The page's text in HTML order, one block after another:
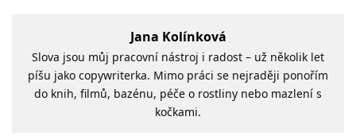
Jana Kolínková
Slova jsou můj pracovní nástroj i radost – už několik let
píšu jako copywriterka. Mimo práci se nejraději ponořím
do knih, filmů, bazénu, péče o rostliny nebo mazlení s
kočkami.